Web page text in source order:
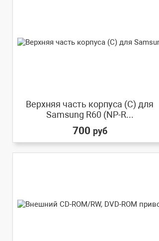
Верхняя часть корпуса (C) для
Samsung R60 (NP-R...
700 руб